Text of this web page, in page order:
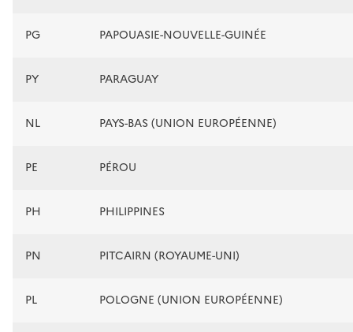
PG PAPOUASIE-NOUVELLE-GUINÉE
PY PARAGUAY
NL PAYS-BAS (UNION EUROPÉENNE)
PE PÉROU
PH PHILIPPINES
PN PITCAIRN (ROYAUME-UNI)
PL POLOGNE (UNION EUROPÉENNE)